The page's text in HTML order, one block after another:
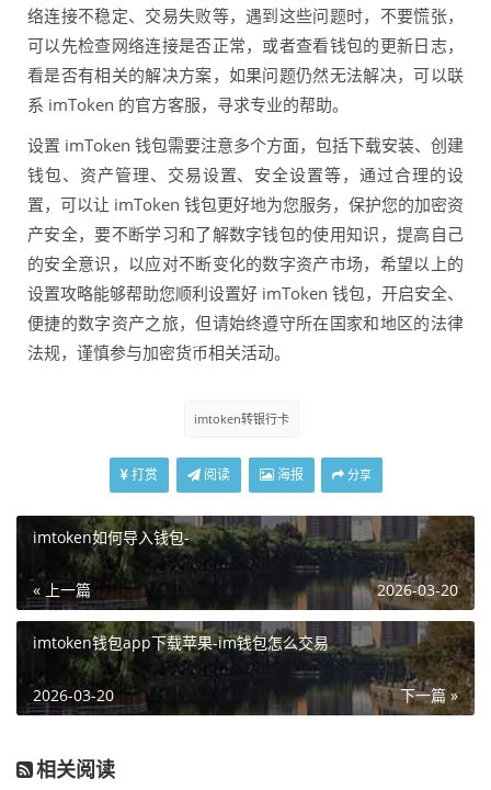
络连接不稳定、交易失败等，遇到这些问题时，不要慌张，
可以先检查网络连接是否正常，或者查看钱包的更新日志，
看是否有相关的解决方案，如果问题仍然无法解决，可以联
系 imToken 的官方客服，寻求专业的帮助。
设置 imToken 钱包需要注意多个方面，包括下载安装、创建
钱包、资产管理、交易设置、安全设置等，通过合理的设
置，可以让 imToken 钱包更好地为您服务，保护您的加密资
产安全，要不断学习和了解数字钱包的使用知识，提高自己
的安全意识，以应对不断变化的数字资产市场，希望以上的
设置攻略能够帮助您顺利设置好 imToken 钱包，开启安全、
便捷的数字资产之旅，但请始终遵守所在国家和地区的法律
法规，谨慎参与加密货币相关活动。
imtoken转银行卡
打赏 阅读 海报 分享
imtoken如何导入钱包-
« 上一篇 2026-03-20
imtoken钱包app下载苹果-im钱包怎么交易
下一篇 »
2026-03-20
相关阅读